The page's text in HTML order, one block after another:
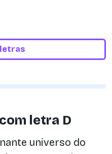
letras
letra D
universo do